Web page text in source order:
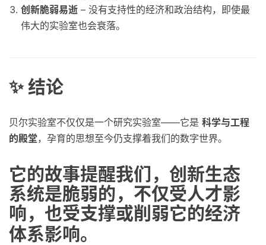
创新脆弱易逝 – 没有支持性的经济和政治结构，即使最
伟大的实验室也会衰落。
✨ 结论
贝尔实验室不仅仅是一个研究实验室——它是 科学与工程
的殿堂，孕育的思想至今仍支撑着我们的数字世界。
它的故事提醒我们， 创新生态
系统是脆弱的，不仅受人才影
响，也受支撑或削弱它的经济
体系影响。